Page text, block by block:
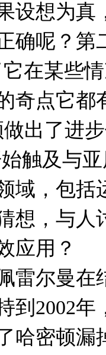
设想为
确呢？第
在某些
奇点它都
出了进
触及与
域，包括
想，与人
应用？
雷尔曼
到2002
哈密顿漏